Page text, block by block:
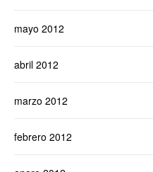
mayo 2012
abril 2012
marzo 2012
febrero 2012